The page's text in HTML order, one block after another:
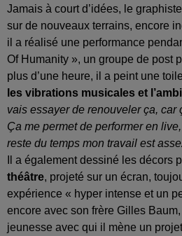
Jamais à court d’idées, le
sur de nouveaux terrains, encore
il a réalisé une performance
Of Humanity », un groupe de post
plus d’une heure, il a peint une
les vibrations musicales et
vais essayer de renouveler ça, car
Ça me permet de performer en
reste du temps mon travail est
Il a également dessiné les décors
théâtre, projeté sur un écran,
expérience « hyper intense et un
encore avec son frère Gilles
jeunesse avec qui il mène un